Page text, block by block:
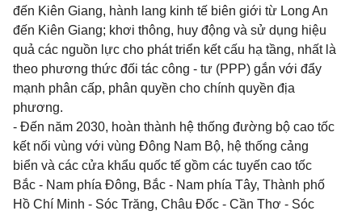
đến Kiên Giang, hành lang kinh tế biên giới từ Long An
đến Kiên Giang; khơi thông, huy động và sử dụng hiệu
quả các nguồn lực cho phát triển kết cấu hạ tầng, nhất là
theo phương thức đối tác công - tư (PPP) gắn với đẩy
mạnh phân cấp, phân quyền cho chính quyền địa
phương.
- Đến năm 2030, hoàn thành hệ thống đường bộ cao tốc
kết nối vùng với vùng Đông Nam Bộ, hệ thống cảng
biển và các cửa khẩu quốc tế gồm các tuyến cao tốc
Bắc - Nam phía Đông, Bắc - Nam phía Tây, Thành phố
Hồ Chí Minh - Sóc Trăng, Châu Đốc - Cần Thơ - Sóc